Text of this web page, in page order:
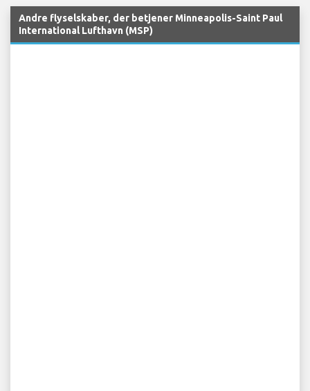
Andre flyselskaber, der betjener Minneapolis-Saint Paul
International Lufthavn (MSP)